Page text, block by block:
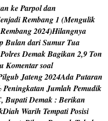
an keParpoldan
enjadiRembang1 (Mengulik
Rembang2024)Hilangnya
p Bulan dariSumur Tua
PolresDemakBagikan 2,9 Ton
u Komentarsoal
ilgub Jateng2024AdaPutaran
Peningkatan Jumlah Pemudik
, BupatiDemak: Berikan
Diah Warih TempatiPosisi